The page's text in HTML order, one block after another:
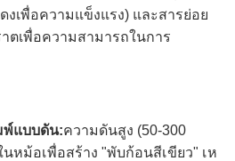
งเพื่อความแข็งแรง) และสารย่อย
าตเพื่อความสามารถในการ
พ์แบบดัน:ความดันสูง (50-300
นหม้อเพื่อสร้าง "พับก้อนสีเขียว" เห